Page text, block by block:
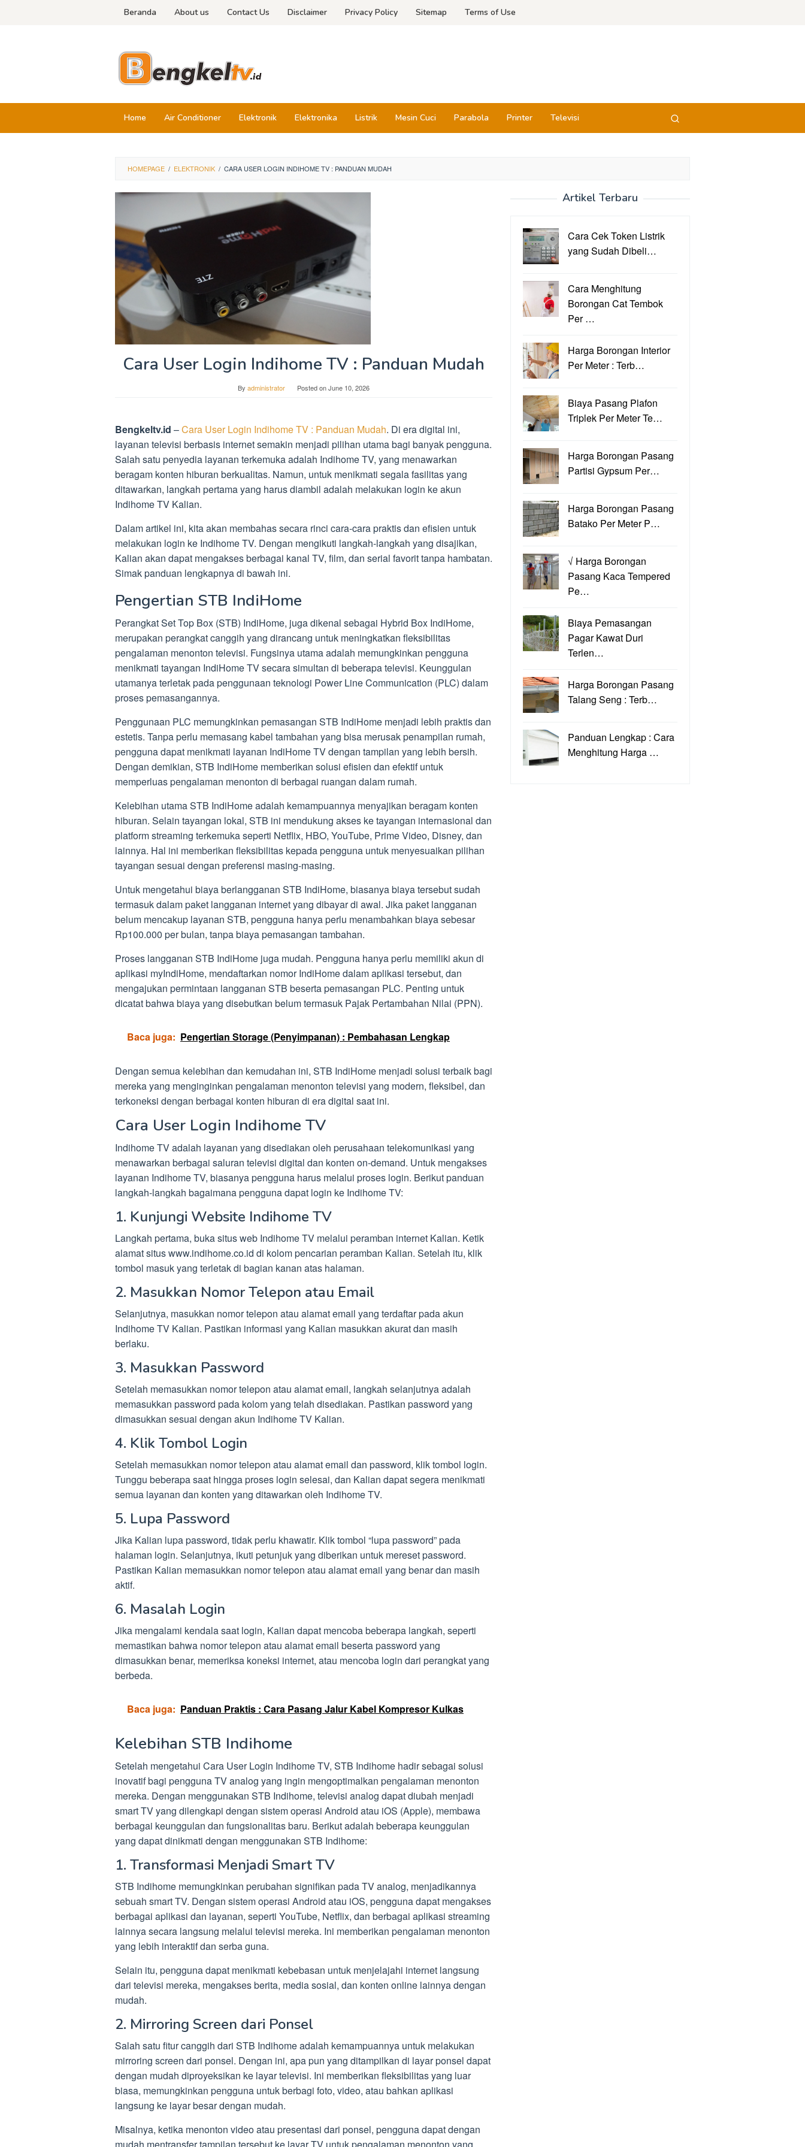
Beranda About us Contact Us Disclaimer Privacy Policy Sitemap Terms of Use
Home Air Conditioner Elektronik Elektronika Listrik Mesin Cuci Parabola Printer Televisi
HOMEPAGE / ELEKTRONIK / CARA USER LOGIN INDIHOME TV : PANDUAN MUDAH
Cara User Login Indihome TV : Panduan Mudah
By administrator Posted onJune 10, 2026
Bengkeltv.id –Cara User Login Indihome TV : Panduan Mudah. Di era digital ini,
layanan televisi berbasis internet semakin menjadi pilihan utama bagi banyak pengguna.
Salah satu penyedia layanan terkemuka adalah Indihome TV, yang menawarkan
beragam konten hiburan berkualitas. Namun, untuk menikmati segala fasilitas yang
ditawarkan, langkah pertama yang harus diambil adalah melakukan login ke akun
Indihome TV Kalian.
Dalam artikel ini, kita akan membahas secara rinci cara-cara praktis dan efisien untuk
melakukan login ke Indihome TV. Dengan mengikuti langkah-langkah yang disajikan,
Kalian akan dapat mengakses berbagai kanal TV, film, dan serial favorit tanpa hambatan.
Simak panduan lengkapnya di bawah ini.
Pengertian STB IndiHome
Perangkat Set Top Box (STB) IndiHome, juga dikenal sebagai Hybrid Box IndiHome,
merupakan perangkat canggih yang dirancang untuk meningkatkan fleksibilitas
pengalaman menonton televisi. Fungsinya utama adalah memungkinkan pengguna
menikmati tayangan IndiHome TV secara simultan di beberapa televisi. Keunggulan
utamanya terletak pada penggunaan teknologi Power Line Communication (PLC) dalam
proses pemasangannya.
Penggunaan PLC memungkinkan pemasangan STB IndiHome menjadi lebih praktis dan
estetis. Tanpa perlu memasang kabel tambahan yang bisa merusak penampilan rumah,
pengguna dapat menikmati layanan IndiHome TV dengan tampilan yang lebih bersih.
Dengan demikian, STB IndiHome memberikan solusi efisien dan efektif untuk
memperluas pengalaman menonton di berbagai ruangan dalam rumah.
Kelebihan utama STB IndiHome adalah kemampuannya menyajikan beragam konten
hiburan. Selain tayangan lokal, STB ini mendukung akses ke tayangan internasional dan
platform streaming terkemuka seperti Netflix, HBO, YouTube, Prime Video, Disney, dan
lainnya. Hal ini memberikan fleksibilitas kepada pengguna untuk menyesuaikan pilihan
tayangan sesuai dengan preferensi masing-masing.
Untuk mengetahui biaya berlangganan STB IndiHome, biasanya biaya tersebut sudah
termasuk dalam paket langganan internet yang dibayar di awal. Jika paket langganan
belum mencakup layanan STB, pengguna hanya perlu menambahkan biaya sebesar
Rp100.000 per bulan, tanpa biaya pemasangan tambahan.
Proses langganan STB IndiHome juga mudah. Pengguna hanya perlu memiliki akun di
aplikasi myIndiHome, mendaftarkan nomor IndiHome dalam aplikasi tersebut, dan
mengajukan permintaan langganan STB beserta pemasangan PLC. Penting untuk
dicatat bahwa biaya yang disebutkan belum termasuk Pajak Pertambahan Nilai (PPN).
Baca juga: Pengertian Storage (Penyimpanan) : Pembahasan Lengkap
Dengan semua kelebihan dan kemudahan ini, STB IndiHome menjadi solusi terbaik bagi
mereka yang menginginkan pengalaman menonton televisi yang modern, fleksibel, dan
terkoneksi dengan berbagai konten hiburan di era digital saat ini.
Cara User Login Indihome TV
Indihome TV adalah layanan yang disediakan oleh perusahaan telekomunikasi yang
menawarkan berbagai saluran televisi digital dan konten on-demand. Untuk mengakses
layanan Indihome TV, biasanya pengguna harus melalui proses login. Berikut panduan
langkah-langkah bagaimana pengguna dapat login ke Indihome TV:
1. Kunjungi Website Indihome TV
Langkah pertama, buka situs web Indihome TV melalui peramban internet Kalian. Ketik
alamat situs www.indihome.co.id di kolom pencarian peramban Kalian. Setelah itu, klik
tombol masuk yang terletak di bagian kanan atas halaman.
2. Masukkan Nomor Telepon atau Email
Selanjutnya, masukkan nomor telepon atau alamat email yang terdaftar pada akun
Indihome TV Kalian. Pastikan informasi yang Kalian masukkan akurat dan masih
berlaku.
3. Masukkan Password
Setelah memasukkan nomor telepon atau alamat email, langkah selanjutnya adalah
memasukkan password pada kolom yang telah disediakan. Pastikan password yang
dimasukkan sesuai dengan akun Indihome TV Kalian.
4. Klik Tombol Login
Setelah memasukkan nomor telepon atau alamat email dan password, klik tombol login.
Tunggu beberapa saat hingga proses login selesai, dan Kalian dapat segera menikmati
semua layanan dan konten yang ditawarkan oleh Indihome TV.
5. Lupa Password
Jika Kalian lupa password, tidak perlu khawatir. Klik tombol “lupa password” pada
halaman login. Selanjutnya, ikuti petunjuk yang diberikan untuk mereset password.
Pastikan Kalian memasukkan nomor telepon atau alamat email yang benar dan masih
aktif.
6. Masalah Login
Jika mengalami kendala saat login, Kalian dapat mencoba beberapa langkah, seperti
memastikan bahwa nomor telepon atau alamat email beserta password yang
dimasukkan benar, memeriksa koneksi internet, atau mencoba login dari perangkat yang
berbeda.
Baca juga: Panduan Praktis : Cara Pasang Jalur Kabel Kompresor Kulkas
Kelebihan STB Indihome
Setelah mengetahui Cara User Login Indihome TV, STB Indihome hadir sebagai solusi
inovatif bagi pengguna TV analog yang ingin mengoptimalkan pengalaman menonton
mereka. Dengan menggunakan STB Indihome, televisi analog dapat diubah menjadi
smart TV yang dilengkapi dengan sistem operasi Android atau iOS (Apple), membawa
berbagai keunggulan dan fungsionalitas baru. Berikut adalah beberapa keunggulan
yang dapat dinikmati dengan menggunakan STB Indihome:
1. Transformasi Menjadi Smart TV
STB Indihome memungkinkan perubahan signifikan pada TV analog, menjadikannya
sebuah smart TV. Dengan sistem operasi Android atau iOS, pengguna dapat mengakses
berbagai aplikasi dan layanan, seperti YouTube, Netflix, dan berbagai aplikasi streaming
lainnya secara langsung melalui televisi mereka. Ini memberikan pengalaman menonton
yang lebih interaktif dan serba guna.
Selain itu, pengguna dapat menikmati kebebasan untuk menjelajahi internet langsung
dari televisi mereka, mengakses berita, media sosial, dan konten online lainnya dengan
mudah.
2. Mirroring Screen dari Ponsel
Salah satu fitur canggih dari STB Indihome adalah kemampuannya untuk melakukan
mirroring screen dari ponsel. Dengan ini, apa pun yang ditampilkan di layar ponsel dapat
dengan mudah diproyeksikan ke layar televisi. Ini memberikan fleksibilitas yang luar
biasa, memungkinkan pengguna untuk berbagi foto, video, atau bahkan aplikasi
langsung ke layar besar dengan mudah.
Misalnya, ketika menonton video atau presentasi dari ponsel, pengguna dapat dengan
Artikel Terbaru
Cara Cek Token Listrik
yang Sudah Dibeli…
Cara Menghitung
Borongan Cat Tembok
Per …
Harga Borongan Interior
Per Meter : Terb…
Biaya Pasang Plafon
Triplek Per Meter Te…
Harga Borongan Pasang
Partisi Gypsum Per…
Harga Borongan Pasang
Batako Per Meter P…
√ Harga Borongan
Pasang Kaca Tempered
Pe…
Biaya Pemasangan
Pagar Kawat Duri
Terlen…
Harga Borongan Pasang
Talang Seng : Terb…
Panduan Lengkap : Cara
Menghitung Harga …